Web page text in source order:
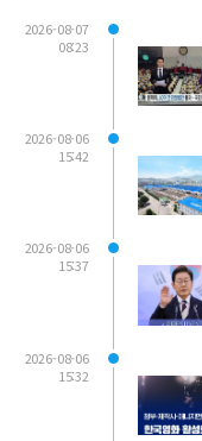
2026-08-07
08:23
2026-08-06
15:42
2026-08-06
15:37
2026-08-06
15:32